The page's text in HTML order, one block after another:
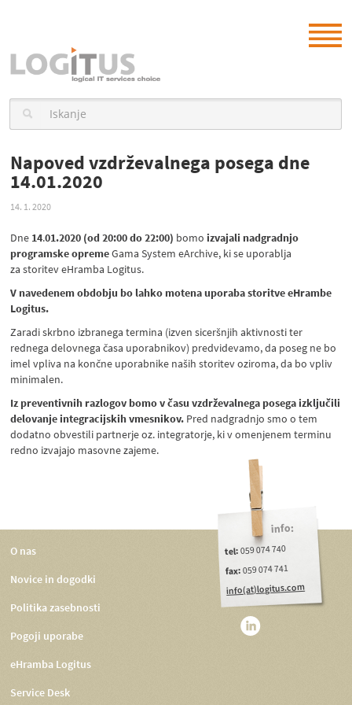
Napoved vzdrževalnega posega dne
14.01.2020
14. 1. 2020
Dne 14.01.2020 (od 20:00 do 22:00) bomo izvajali nadgradnjo
programske opremeGama System eArchive, ki se uporablja
za storitev eHramba Logitus.
V navedenem obdobju bo lahko motena uporaba storitve eHrambe
Logitus.
Zaradi skrbno izbranega termina (izven siceršnjih aktivnosti ter
rednega delovnega časa uporabnikov) predvidevamo, da poseg ne bo
imel vpliva na končne uporabnike naših storitev oziroma, da bo vpliv
minimalen.
Iz preventivnih razlogov bomo v času vzdrževalnega posega izključili
delovanje integracijskih vmesnikov. Pred nadgradnjo smo o tem
dodatno obvestili partnerje oz. integratorje, ki v omenjenem terminu
redno izvajajo masovne zajeme.
info:
tel:059 074 740
fax:059 074 741
info(at)logitus.com
O nas
Novice in dogodki
Politika zasebnosti
Pogoji uporabe
eHramba Logitus
Service Desk